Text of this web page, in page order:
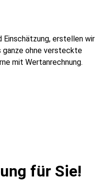
Einschätzung, erstellen wir
ganze ohne versteckte
mit Wertanrechnung.
für Sie!​